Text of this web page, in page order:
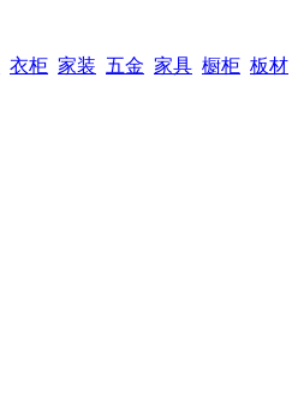
衣柜 家装 五金 家具 橱柜 板材